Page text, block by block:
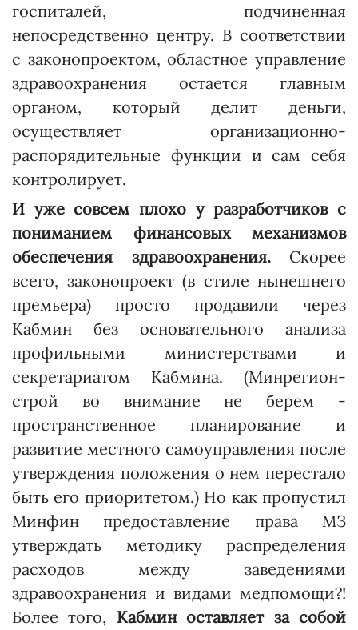
госпиталей, подчиненная
непосредственно центру. В соответствии
с законопроектом, областное управление
здравоохранения остается главным
органом, который делит деньги,
осуществляет организационно-
распорядительные функции и сам себя
конт­ролирует.
И уже совсем плохо у разработчиков с
пониманием финансовых механизмов
обеспечения здравоохранения.Скорее
всего, законопроект (в стиле нынешнего
премьера) просто продавили через
Кабмин без основательного анализа
профильными министерствами и
секретариатом Кабмина. (Минрегион­
строй во внимание не берем -
пространст­венное планирование и
развитие местного самоуправления после
утверждения положения о нем перестало
быть его приоритетом.) Но как пропустил
Минфин предоставление права МЗ
утверждать методику распределения
расходов между заведениями
здравоохранения и видами медпомощи?!
Более того, Кабмин оставляет за собой